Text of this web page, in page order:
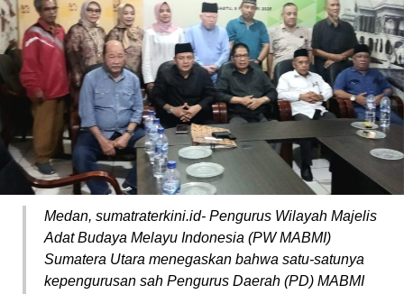
Medan, sumatraterkini.id- Pengurus Wilayah Majelis
Adat Budaya Melayu Indonesia (PW MABMI)
Sumatera Utara menegaskan bahwa satu-satunya
kepengurusan sah Pengurus Daerah (PD) MABMI